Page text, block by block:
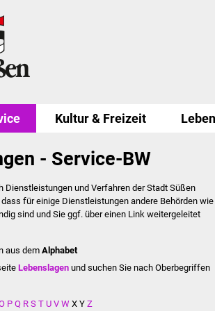
Kultur & Freizeit
- Service-BW
Dienstleistungen und Verfahren der Stadt Süßen
dass für einige Dienstleistungen andere Behörden wie
sind und Sie ggf. über einen Link weitergeleitet
aus dem Alphabet
Lebenslagen und suchen Sie nach Oberbegriffen
P Q R S T U V W X Y Z